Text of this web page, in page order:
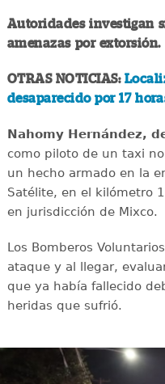
Autoridades investigan
amenazas por extorsión.
OTRAS NOTICIAS:
desaparecido por 17
Nahomy Hernández,
como piloto de un taxi
un hecho armado en la
Satélite, en el kilómetro
en jurisdicción de Mixco.
Los Bomberos
ataque y al llegar,
que ya había fallecido
heridas que sufrió.